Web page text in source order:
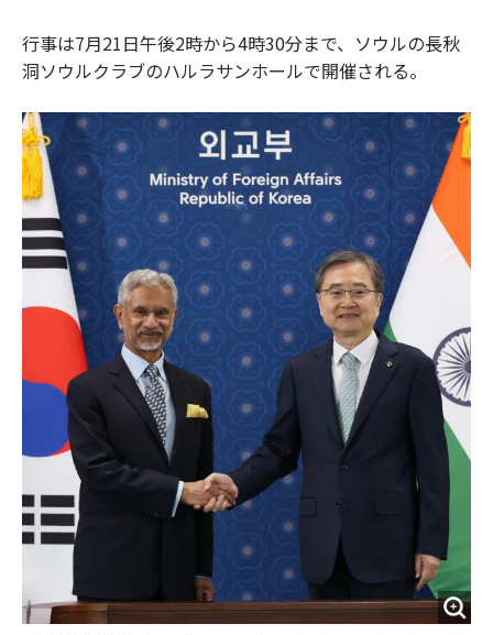
行事は7月21日午後2時から4時30分まで、ソウルの長秋
洞ソウルクラブのハルラサンホールで開催される。